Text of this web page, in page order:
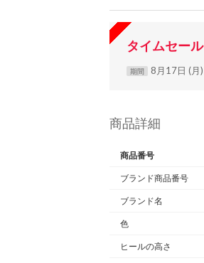
タイムセール
期間 8月17日 (月
商品詳細
商品番号
ブランド商品番号
ブランド名
色
ヒールの高さ